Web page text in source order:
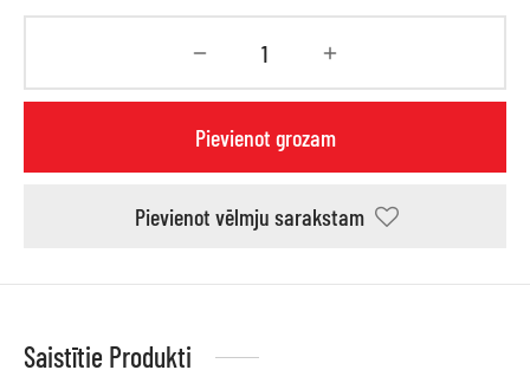
Pievienot grozam
Pievienot vēlmju sarakstam
Saistītie Produkti